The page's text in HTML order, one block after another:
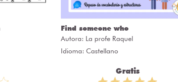
Find someone who
Autora: La profe Raquel
Idioma: Castellano
Gratis